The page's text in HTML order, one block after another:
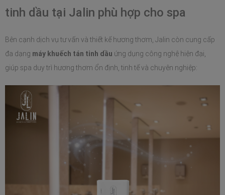
tinh dầu tại Jalin phù hợp cho spa
Bên cạnh dịch vụ tư vấn và thiết kế hương thơm, Jalin còn cung cấp
đa dạng máy khuếch tán tinh dầu ứng dụng công nghệ hiện đại,
giúp spa duy trì hương thơm ổn định, tinh tế và chuyên nghiệp: